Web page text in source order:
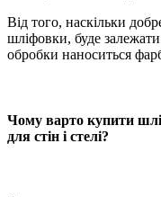
Від того, наскільки
шліфовки, буде залежати
обробки наноситься
Чому варто купити
для стін і стелі?